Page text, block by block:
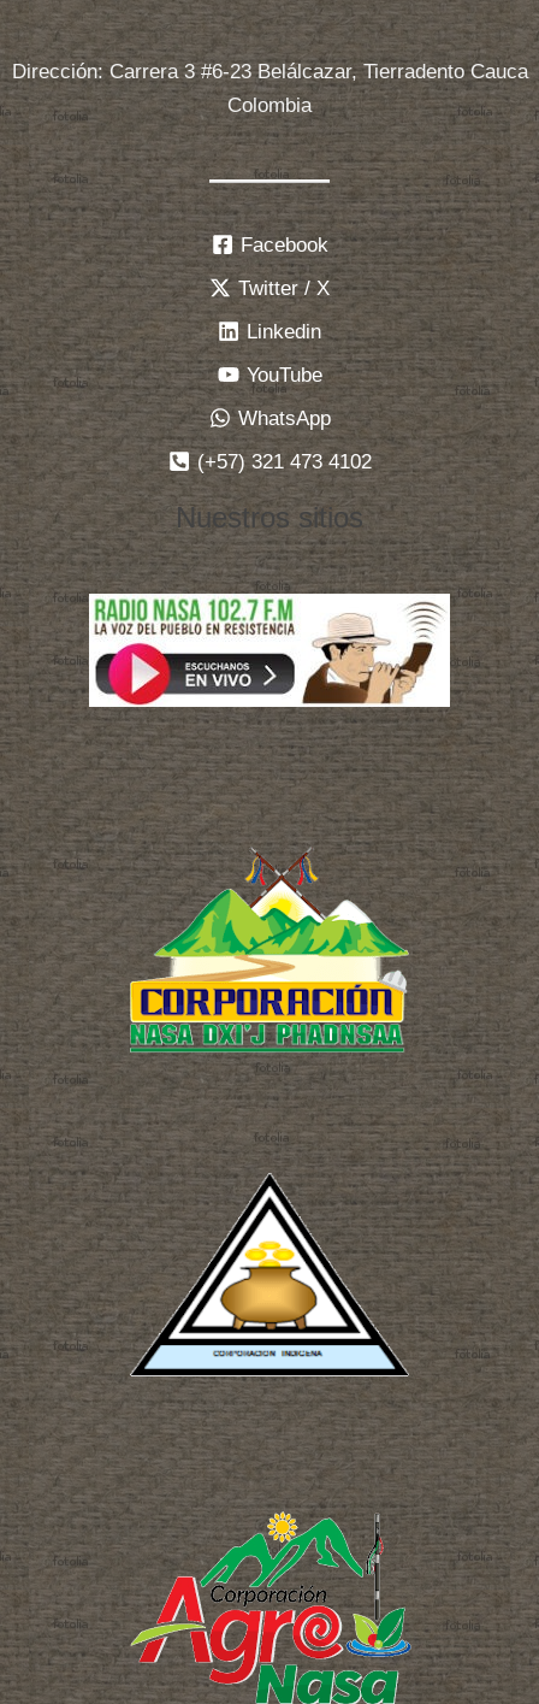
Dirección: Carrera 3 #6-23 Belálcazar, Tierradento Cauca
Colombia
Facebook
Twitter / X
Linkedin
YouTube
WhatsApp
(+57) 321 473 4102
Nuestros sitios